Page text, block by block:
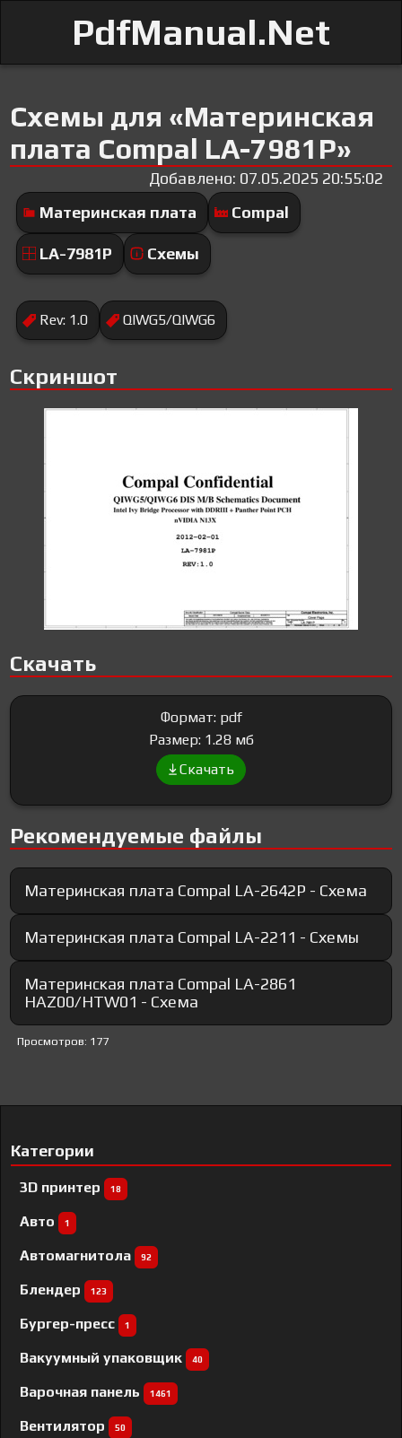
PdfManual.Net
Схемы для «Материнская
плата Compal LA-7981P»
Добавлено: 07.05.2025 20:55:02
Материнская плата
Compal
LA-7981P Схемы
Rev: 1.0 QIWG5/QIWG6
Скриншот
Скачать
Формат: pdf
Размер: 1.28 мб
Скачать
Рекомендуемые файлы
Материнская плата Compal LA-2642P - Схема
Материнская плата Compal LA-2211 - Схемы
Материнская плата Compal LA-2861
HAZ00/HTW01 - Схема
Просмотров: 177
Категории
3D принтер 18
Авто 1
Автомагнитола 92
Блендер 123
Бургер-пресс 1
Вакуумный упаковщик 40
Варочная панель 1461
Вентилятор 50